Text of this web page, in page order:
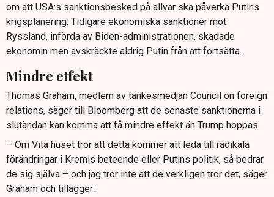
om att USA:s sanktionsbesked på allvar ska påverka Putins
krigsplanering. Tidigare ekonomiska sanktioner mot
Ryssland, införda av Biden-administrationen, skadade
ekonomin men avskräckte aldrig Putin från att fortsätta.
Mindre effekt
Thomas Graham, medlem av tankesmedjan Council on foreign
relations, säger till Bloomberg att de senaste sanktionerna i
slutändan kan komma att få mindre effekt än Trump hoppas.
– Om Vita huset tror att detta kommer att leda till radikala
förändringar i Kremls beteende eller Putins politik, så bedrar
de sig själva – och jag tror inte att de verkligen tror det, säger
Graham och tillägger: